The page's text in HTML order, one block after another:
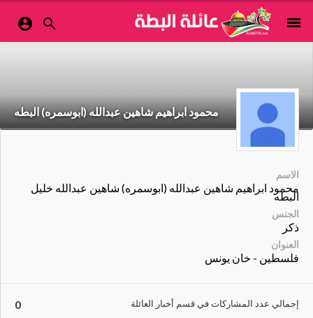
menu


محمود ابراهيم شاهين عبدالله (ابوسمره) البطه
الاسم
محمود ابراهيم شاهين عبدالله (ابوسمره) شاهين عبدالله خليل
البطه
الجنس
ذكر
العنوان
فلسطين - خان يونس
إجمالي عدد المشاركات في قسم أخبار العائلة 0